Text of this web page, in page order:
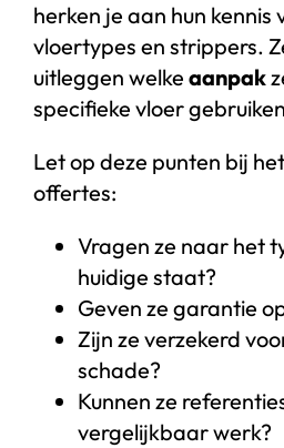
herken je aan hun kennis
vloertypes en strippers.
uitleggen welke aanpak
specifieke vloer
Let op deze punten bij
offertes:
Vragen ze naar het
huidige staat?
Geven ze garantie
Zijn ze verzekerd
schade?
Kunnen ze
vergelijkbaar werk?